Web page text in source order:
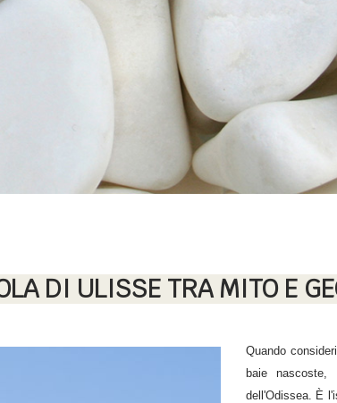
DI ULISSE TRA MITO E
Quando
baie
dell'Odissea. È